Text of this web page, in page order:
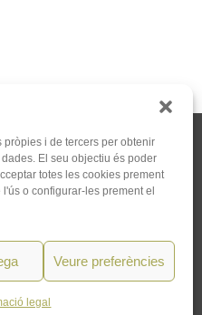
i de tercers per obtenir
El seu objectiu és poder
totes les cookies prement
o configurar-les prement el
Veure preferències
legal